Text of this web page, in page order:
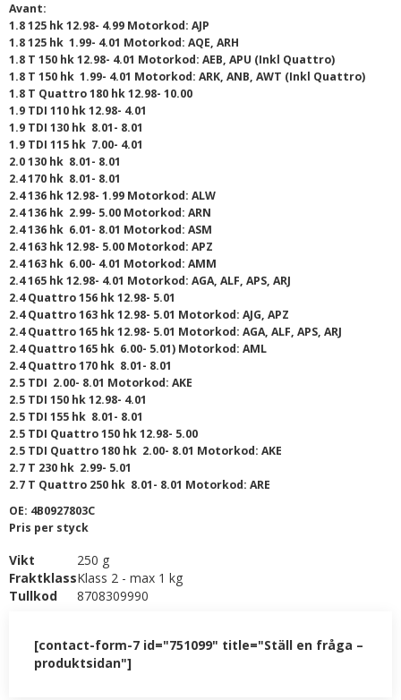
Avant:
1.8 125 hk 12.98- 4.99 Motorkod: AJP
1.8 125 hk 1.99- 4.01 Motorkod: AQE, ARH
1.8 T 150 hk 12.98- 4.01 Motorkod: AEB, APU (Inkl Quattro)
1.8 T 150 hk 1.99- 4.01 Motorkod: ARK, ANB, AWT (Inkl Quattro)
1.8 T Quattro 180 hk 12.98- 10.00
1.9 TDI 110 hk 12.98- 4.01
1.9 TDI 130 hk 8.01- 8.01
1.9 TDI 115 hk 7.00- 4.01
2.0 130 hk 8.01- 8.01
2.4 170 hk 8.01- 8.01
2.4 136 hk 12.98- 1.99 Motorkod: ALW
2.4 136 hk 2.99- 5.00 Motorkod: ARN
2.4 136 hk 6.01- 8.01 Motorkod: ASM
2.4 163 hk 12.98- 5.00 Motorkod: APZ
2.4 163 hk 6.00- 4.01 Motorkod: AMM
2.4 165 hk 12.98- 4.01 Motorkod: AGA, ALF, APS, ARJ
2.4 Quattro 156 hk 12.98- 5.01
2.4 Quattro 163 hk 12.98- 5.01 Motorkod: AJG, APZ
2.4 Quattro 165 hk 12.98- 5.01 Motorkod: AGA, ALF, APS, ARJ
2.4 Quattro 165 hk 6.00- 5.01) Motorkod: AML
2.4 Quattro 170 hk 8.01- 8.01
2.5 TDI 2.00- 8.01 Motorkod: AKE
2.5 TDI 150 hk 12.98- 4.01
2.5 TDI 155 hk 8.01- 8.01
2.5 TDI Quattro 150 hk 12.98- 5.00
2.5 TDI Quattro 180 hk 2.00- 8.01 Motorkod: AKE
2.7 T 230 hk 2.99- 5.01
2.7 T Quattro 250 hk 8.01- 8.01 Motorkod: ARE
OE: 4B0927803C
Pris per styck
Vikt
250 g
FraktklassKlass 2 - max 1 kg
Tullkod
8708309990
[contact-form-7 id="751099" title="Ställ en fråga –
produktsidan"]